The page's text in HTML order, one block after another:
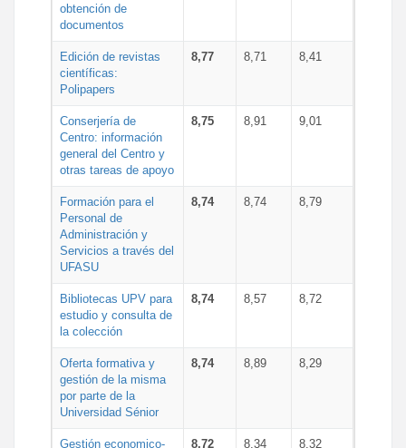
obtención de
documentos
Edición de revistas
científicas:
Polipapers
8,77 8,71 8,41
Conserjería de
Centro: información
general del Centro y
otras tareas de apoyo
8,75 8,91 9,01
Formación para el
Personal de
Administración y
Servicios a través del
UFASU
8,74 8,74 8,79
Bibliotecas UPV para
estudio y consulta de
la colección
8,74 8,57 8,72
Oferta formativa y
gestión de la misma
por parte de la
Universidad Sénior
8,74 8,89 8,29
Gestión economico- 8,72 8,34 8,32